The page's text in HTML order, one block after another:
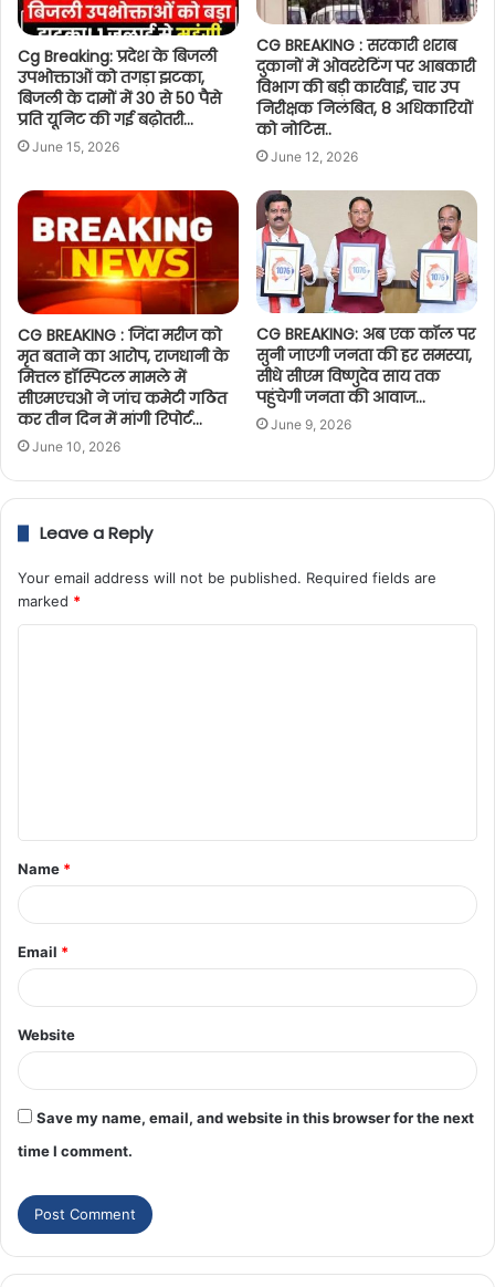
Cg Breaking: प्रदेश के बिजली
उपभोक्ताओं को तगड़ा झटका,
बिजली के दामों में 30 से 50 पैसे
प्रति यूनिट की गई बढ़ोतरी…
June 15, 2026
CG BREAKING : सरकारी शराब
दुकानों में ओवररेटिंग पर आबकारी
विभाग की बड़ी कार्रवाई, चार उप
निरीक्षक निलंबित, 8 अधिकारियों
को नोटिस..
June 12, 2026
CG BREAKING : जिंदा मरीज को
मृत बताने का आरोप, राजधानी के
मित्तल हॉस्पिटल मामले में
सीएमएचओ ने जांच कमेटी गठित
कर तीन दिन में मांगी रिपोर्ट…
June 10, 2026
CG BREAKING: अब एक कॉल पर
सुनी जाएगी जनता की हर समस्या,
सीधे सीएम विष्णुदेव साय तक
पहुंचेगी जनता की आवाज…
June 9, 2026
Leave a Reply
Your email address will not be published. Required fields are
marked *
Name *
Email *
Website
Save my name, email, and website in this browser for the next
time I comment.